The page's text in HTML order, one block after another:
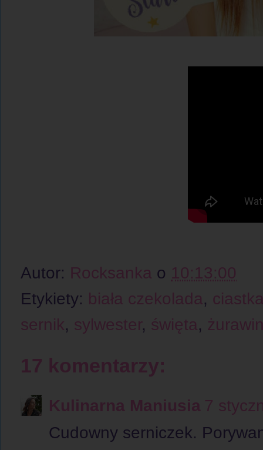
Autor: Rocksanka o 10:13:00
Etykiety: biała czekolada,
sernik, sylwester, święta,
17 komentarzy:
Kulinarna Maniusia 7
Cudowny serniczek.